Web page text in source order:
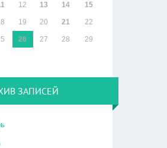
12 13 14 15
19 20 21 22
26 27 28 29
ЗАПИСЕЙ